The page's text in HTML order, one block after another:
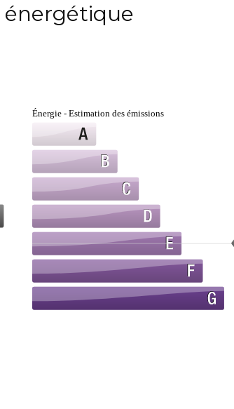
énergétique
Énergie - Estimation des émissions